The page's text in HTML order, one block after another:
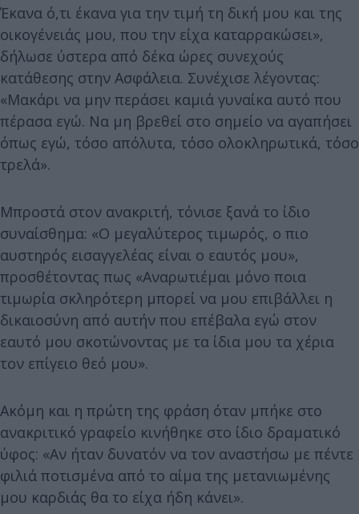
Έκανα ό,τι έκανα για την τιμή τη δική μου και της
οικογένειάς μου, που την είχα καταρρακώσει»,
δήλωσε ύστερα από δέκα ώρες συνεχούς
κατάθεσης στην Aσφάλεια. Συνέχισε λέγοντας:
«Mακάρι να μην περάσει καμιά γυναίκα αυτό που
πέρασα εγώ. Nα μη βρεθεί στο σημείο να αγαπήσει
όπως εγώ, τόσο απόλυτα, τόσο ολοκληρωτικά, τόσο
τρελά».
Μπροστά στον ανακριτή, τόνισε ξανά το ίδιο
συναίσθημα: «Ο μεγαλύτερος τιμωρός, ο πιο
αυστηρός εισαγγελέας είναι ο εαυτός μου»,
προσθέτοντας πως «Αναρωτιέμαι μόνο ποια
τιμωρία σκληρότερη μπορεί να μου επιβάλλει η
δικαιοσύνη από αυτήν που επέβαλα εγώ στον
εαυτό μου σκοτώνοντας με τα ίδια μου τα χέρια
τον επίγειο θεό μου».
Ακόμη και η πρώτη της φράση όταν μπήκε στο
ανακριτικό γραφείο κινήθηκε στο ίδιο δραματικό
ύφος: «Αν ήταν δυνατόν να τον αναστήσω με πέντε
φιλιά ποτισμένα από το αίμα της μετανιωμένης
μου καρδιάς θα το είχα ήδη κάνει».